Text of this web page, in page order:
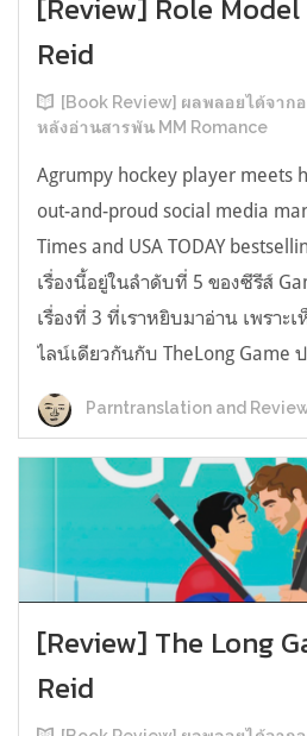
[Review] Role
Reid
[Book Review] ผลพลอยได้จาก
หลังอ่านสารพัน MM Romance
Agrumpy hockey player meets
out-and-proud social media
Times and USA TODAY
เรื่องนี้อยู่ในลำดับที่ 5 ของซีรีส์
เรื่องที่ 3 ที่เราหยิบมาอ่าน เพราะ
ไลน์เดียวกันกับ TheLong Game
Parntranslation and
[Review] The Long
Reid